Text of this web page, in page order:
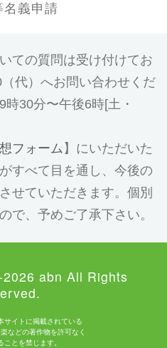
名義申請
ての質問は受け付けてお
代）へお問い合わせくだ
30分〜午後6時[土・
フォーム 】にいただいた
すべて目を通し、今後の
せていただきます。個別
で、予めご了承下さい。
abn All Rights
サイトに掲載されている
などの著作物を許可なく
ことを禁じます。